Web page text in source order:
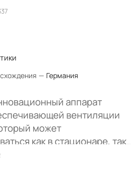
— Германия
аппарат
вентиляции
может
как в стационаре, так